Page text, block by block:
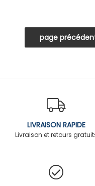
LIVRAISON RAPIDE
Livraison et retours